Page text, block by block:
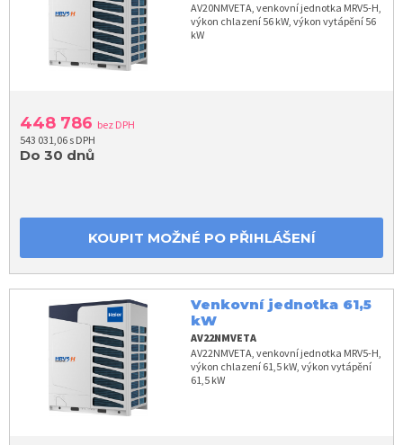
AV20NMVETA, venkovní jednotka MRV5-H,
výkon chlazení 56 kW, výkon vytápění 56
kW
448 786 bez DPH
543 031,06 s DPH
Do 30 dnů
KOUPIT MOŽNÉ PO PŘIHLÁŠENÍ
Venkovní jednotka 61,5
kW
AV22NMVETA
AV22NMVETA, venkovní jednotka MRV5-H,
výkon chlazení 61,5 kW, výkon vytápění
61,5 kW